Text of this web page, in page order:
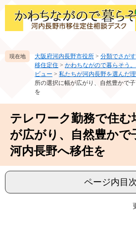
ペ
メ
大阪府河内長野市役所 > 分類でさがす
移住定住 > かわちながので暮らそう
ビュー > 私たちが河内長野を選んだ
所の選択に幅が広がり、自然豊かで
を
テレワーク勤務で住む
が広がり、自然豊かで
河内長野へ移住を
ページ内目次